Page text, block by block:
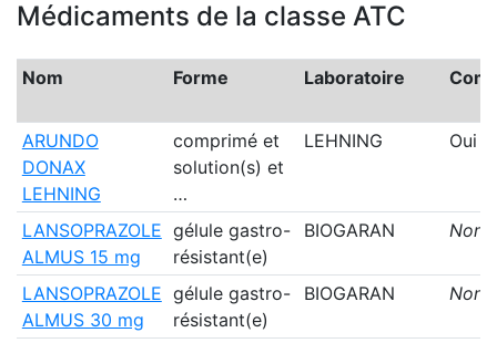
Médicaments de la classe ATC
Nom Forme Laboratoire
ARUNDO
DONAX
LEHNING
comprimé et
solution(s) et
…
LEHNING Oui
LANSOPRAZOLE
ALMUS 15 mg
gélule gastro-
résistant(e)
BIOGARAN Non
LANSOPRAZOLE
ALMUS 30 mg
gélule gastro-
résistant(e)
BIOGARAN Non